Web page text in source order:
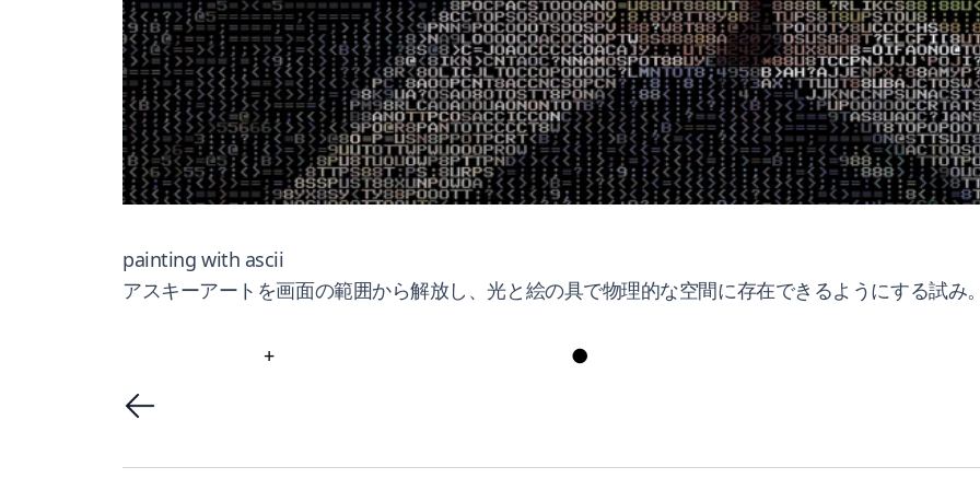
painting with ascii
アスキーアートを画面の範囲から解放し、光と絵の具で物理的な空間に存在できるようにする試み
+ ●